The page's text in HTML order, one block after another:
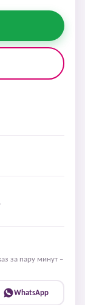
за пару минут –
WhatsApp